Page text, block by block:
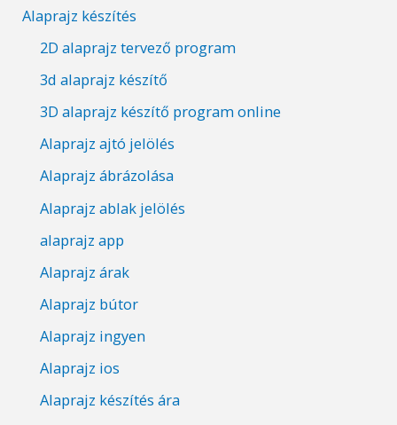
Alaprajz készítés
2D alaprajz tervező program
3d alaprajz készítő
3D alaprajz készítő program online
Alaprajz ajtó jelölés
Alaprajz ábrázolása
Alaprajz ablak jelölés
alaprajz app
Alaprajz árak
Alaprajz bútor
Alaprajz ingyen
Alaprajz ios
Alaprajz készítés ára